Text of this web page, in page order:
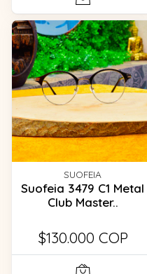
SUOFEIA
Suofeia 3479 C1 Metal
Club Master..
$130.000 COP